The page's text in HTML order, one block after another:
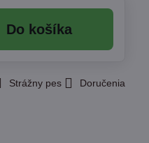
Do košíka
Strážny pes Doručenia